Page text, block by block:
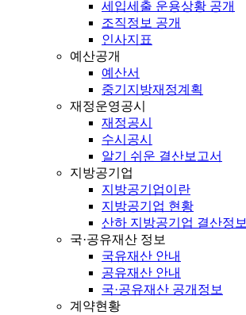
세입세출 운용상황 공개
조직정보 공개
인사지표
예산공개
예산서
중기지방재정계획
재정운영공시
재정공시
수시공시
알기 쉬운 결산보고서
지방공기업
지방공기업이란
지방공기업 현황
산하 지방공기업 결산정보
국·공유재산 정보
국유재산 안내
공유재산 안내
국·공유재산 공개정보
계약현황